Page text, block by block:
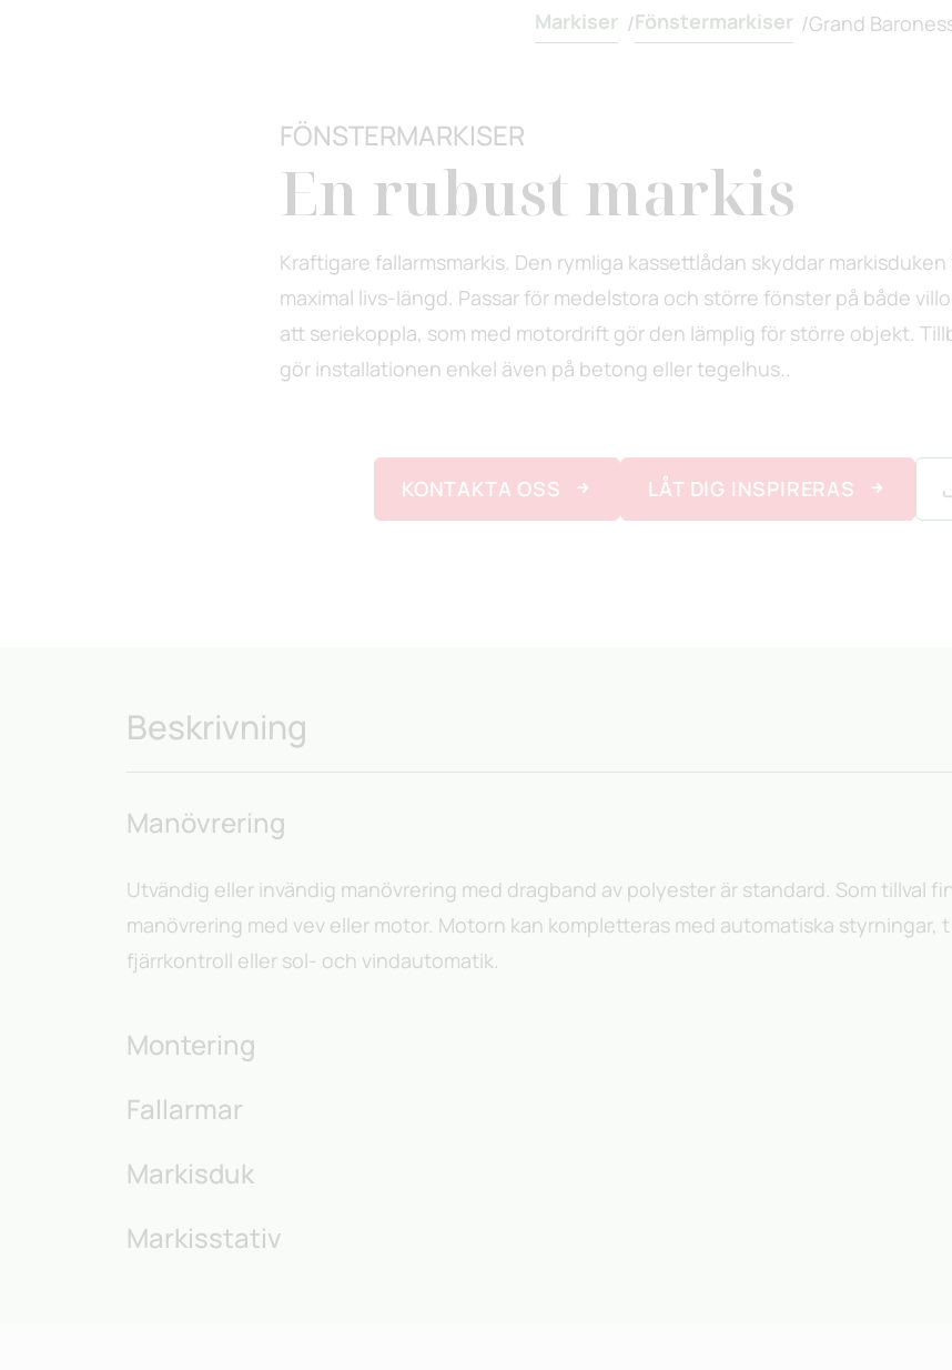
Markiser /Fönstermarkiser /Grand
FÖNSTERMARKISER
En rubust markis
Kraftigare fallarmsmarkis. Den rymliga kassettlådan skyddar
maximal livs-längd. Passar för medelstora och större fönster på både
att seriekoppla, som med motordrift gör den lämplig för större objekt.
gör installationen enkel även på betong eller tegelhus..
KONTAKTA OSS LÅT DIG INSPIRERAS
Beskrivning
Manövrering
Utvändig eller invändig manövrering med dragband av polyester är standard. Som tillval
manövrering med vev eller motor. Motorn kan kompletteras med automatiska styrningar,
fjärrkontroll eller sol- och vindautomatik.
Montering
Fallarmar
Markisduk
Markisstativ